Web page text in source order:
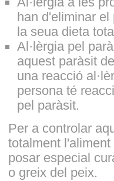
han d'eliminar el
la seua dieta
Al·lèrgia pel
aquest paràsit
una reacció
persona té
pel paràsit.
Per a controlar
totalment
posar especial
o greix del peix.